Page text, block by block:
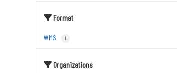
Format
WMS - 1
Organizations